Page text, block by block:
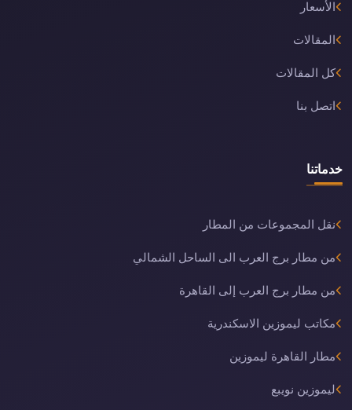
الأسعار
المقالات
كل المقالات
اتصل بنا
خدماتنا
نقل المجموعات من المطار
من مطار برج العرب الى الساحل الشمالي
من مطار برج العرب إلى القاهرة
مكاتب ليموزين الاسكندرية
مطار القاهرة ليموزين
ليموزين نويبع